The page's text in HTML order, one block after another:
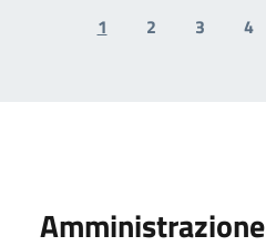
Previous page
1 2 3 4
Amministrazione